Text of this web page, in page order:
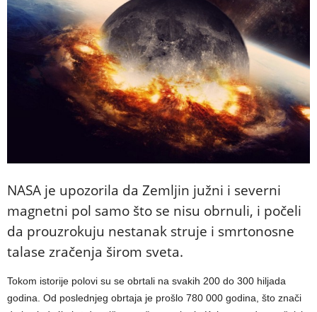
NASA je upozorila da Zemljin južni i severni
magnetni pol samo što se nisu obrnuli, i počeli
da prouzrokuju nestanak struje i smrtonosne
talase zračenja širom sveta.
Tokom istorije polovi su se obrtali na svakih 200 do 300 hiljada
godina. Od poslednjeg obrtaja je prošlo 780 000 godina, što znači